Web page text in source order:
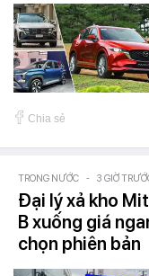
Chia sẻ
TRONG NƯỚC - 3 GIỜ
Đại lý xả kho
B xuống giá
chọn phiên bản